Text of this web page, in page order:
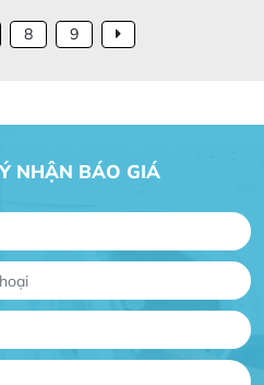
8 9
NHẬN BÁO GIÁ